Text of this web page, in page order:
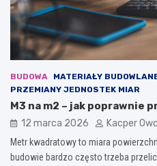
BUDOWA MATERIAŁY
PRZEMIANY JEDNOSTEK MIAR
M3 na m2 – jak poprawnie
12 marca 2026 Kacper
Metr kwadratowy to miara
budowie bardzo często trzeba